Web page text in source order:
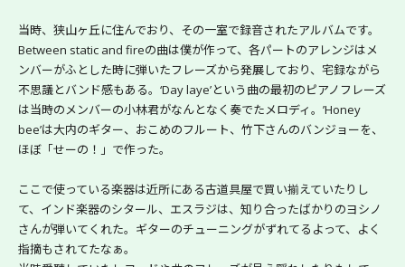
当時、狭山ヶ丘に住んでおり、その一室で録音されたアルバムです。
Between static and fireの曲は僕が作って、各パートのアレンジはメ
ンバーがふとした時に弾いたフレーズから発展しており、宅録ながら
不思議とバンド感もある。‘Day laye’という曲の最初のピアノフレーズ
は当時のメンバーの小林君がなんとなく奏でたメロディ。’Honey
bee’は大内のギター、おこめのフルート、竹下さんのバンジョーを、
ほぼ「せーの！」で作った。
ここで使っている楽器は近所にある古道具屋で買い揃えていたりし
て、インド楽器のシタール、エスラジは、知り合ったばかりのヨシノ
さんが弾いてくれた。ギターのチューニングがずれてるよって、よく
指摘もされてたなぁ。